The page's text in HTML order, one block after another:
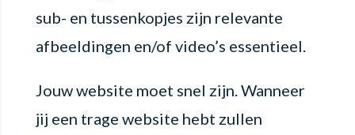
sub- en tussenkopjes zijn relevante
afbeeldingen en/of video’s essentieel.
Jouw website moet snel zijn. Wanneer
jij een trage website hebt zullen